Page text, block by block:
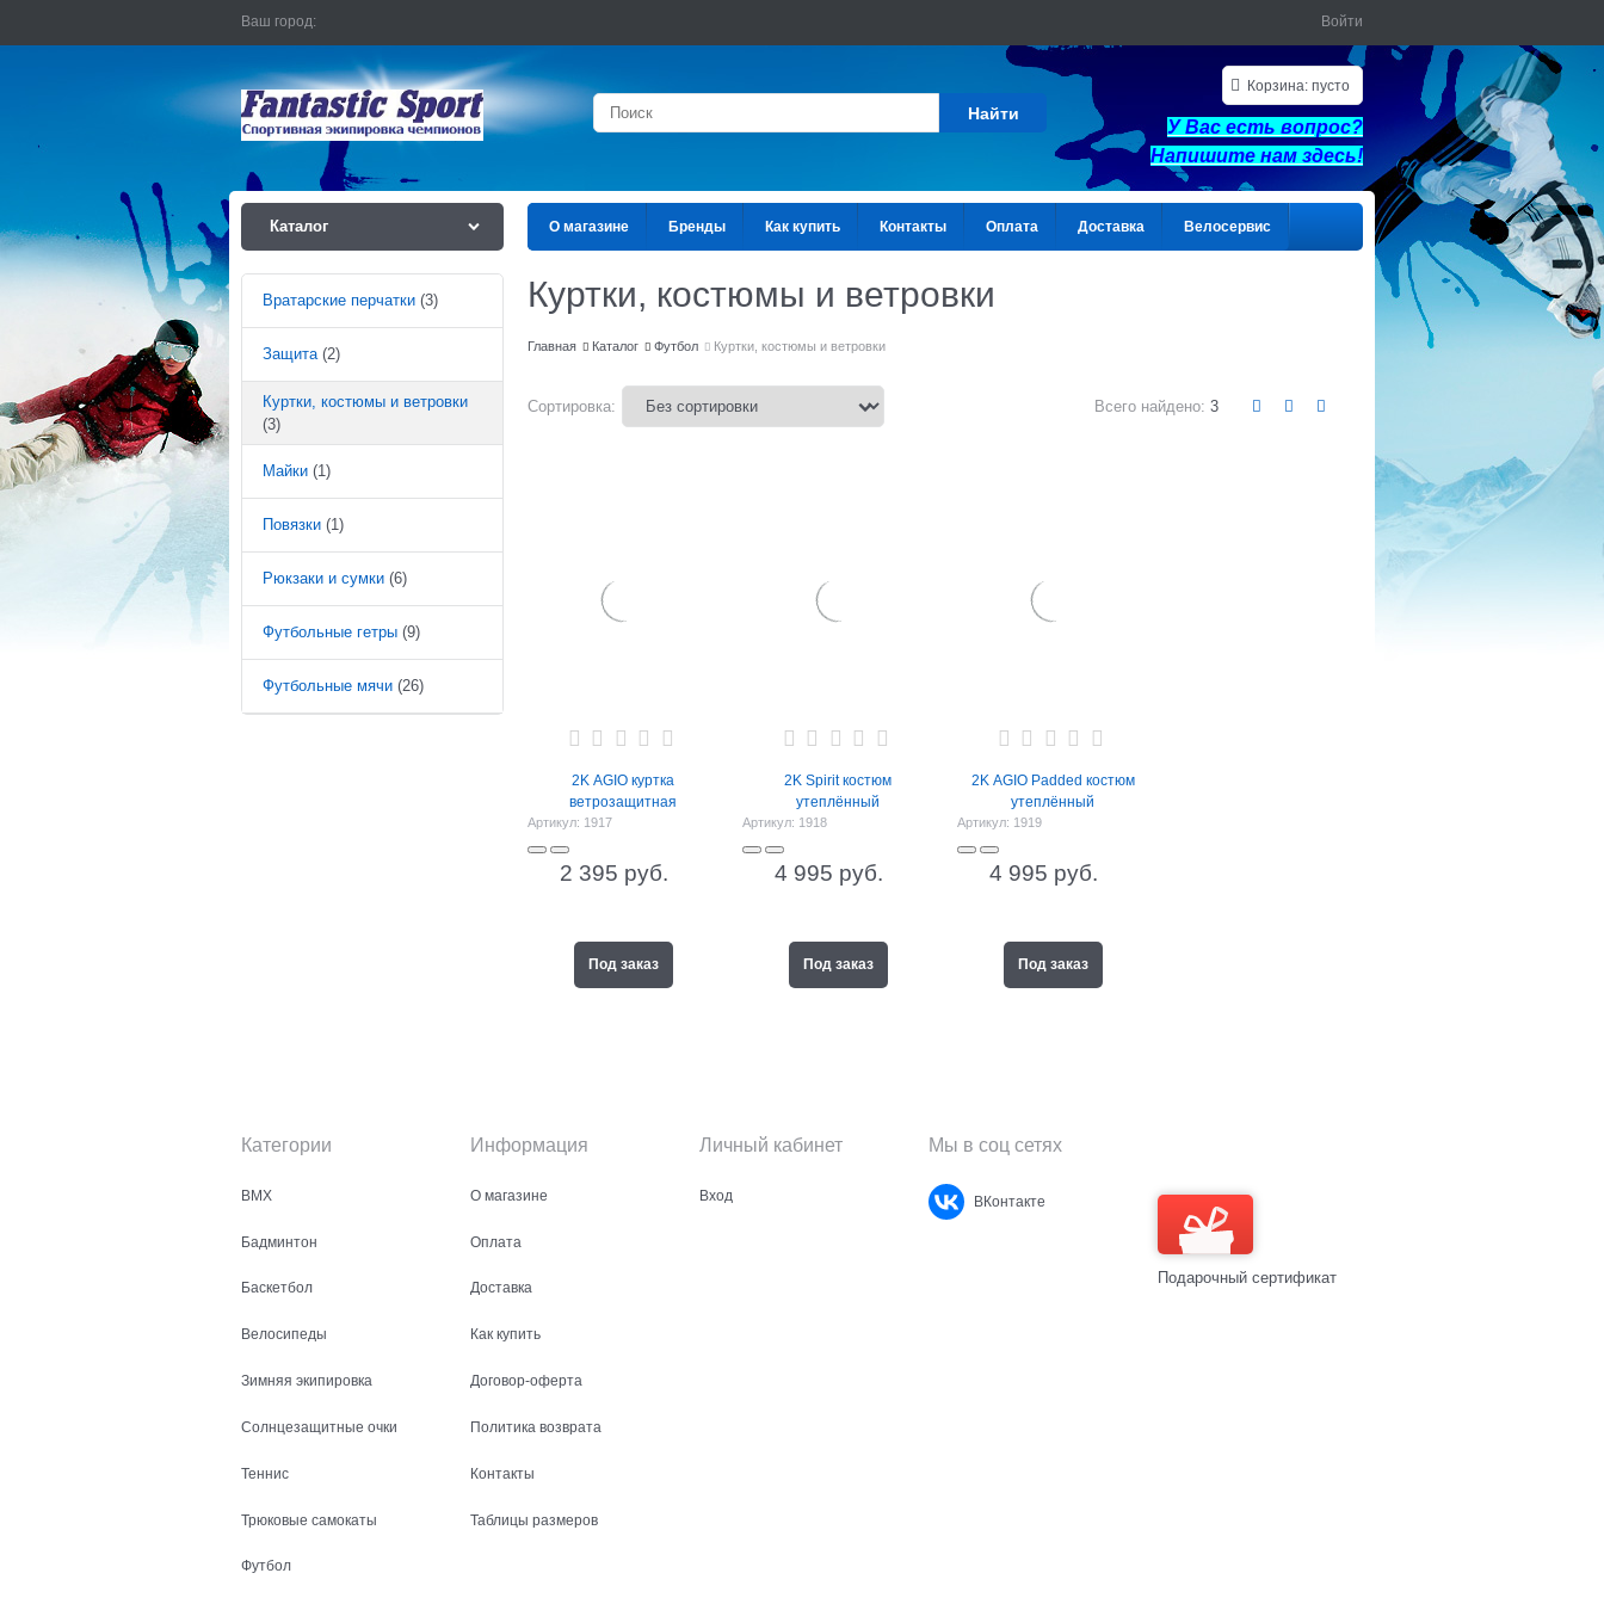
Ваш город: Войти
Найти
Корзина: пусто
У Вас есть вопрос?
Напишите нам здесь!
Каталог О магазине Бренды Как купить Контакты Оплата Доставка Велосервис
Вратарские перчатки (3)
Защита (2)
Куртки, костюмы и ветровки
(3)
Майки (1)
Повязки (1)
Рюкзаки и сумки (6)
Футбольные гетры (9)
Футбольные мячи (26)
Куртки, костюмы и ветровки
Главная Каталог Футбол Куртки, костюмы и ветровки
Сортировка: Всего найдено: 3
2K AGIO куртка
ветрозащитная
Артикул: 1917
2 395 руб.
Под заказ
2K Spirit костюм
утеплённый
Артикул: 1918
4 995 руб.
Под заказ
2K AGIO Padded костюм
утеплённый
Артикул: 1919
4 995 руб.
Под заказ
Категории
BMX
Бадминтон
Баскетбол
Велосипеды
Зимняя экипировка
Солнцезащитные очки
Теннис
Трюковые самокаты
Футбол
Информация
О магазине
Оплата
Доставка
Как купить
Договор-оферта
Политика возврата
Контакты
Таблицы размеров
Личный кабинет
Вход
Мы в соц сетях
ВКонтакте
Подарочный сертификат